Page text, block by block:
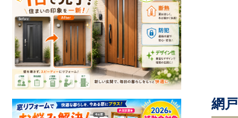
網